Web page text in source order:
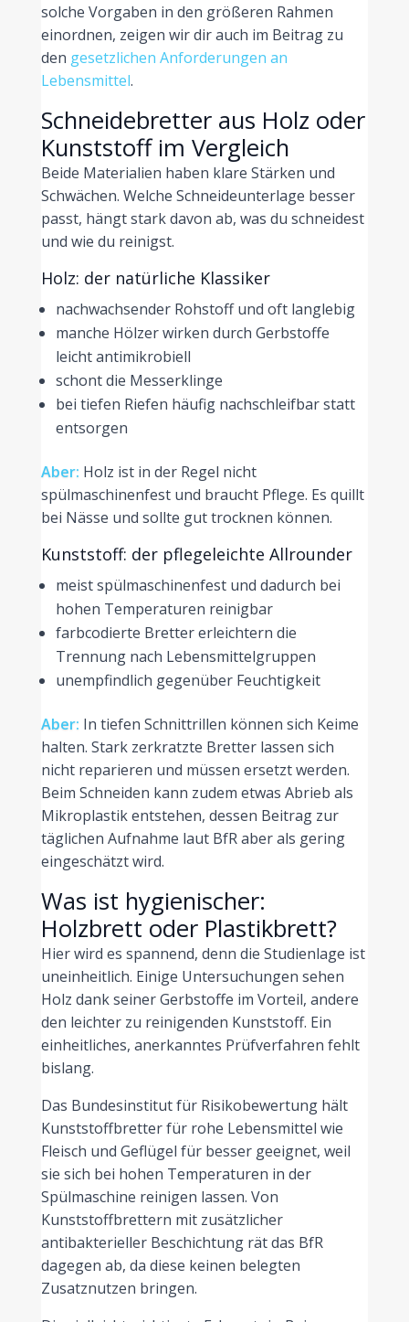
solche Vorgaben in den größeren Rahmen
einordnen, zeigen wir dir auch im Beitrag zu
den gesetzlichen Anforderungen an
Lebensmittel.
Schneidebretter aus Holz oder
Kunststoff im Vergleich
Beide Materialien haben klare Stärken und
Schwächen. Welche Schneideunterlage besser
passt, hängt stark davon ab, was du schneidest
und wie du reinigst.
Holz: der natürliche Klassiker
nachwachsender Rohstoff und oft langlebig
manche Hölzer wirken durch Gerbstoffe
leicht antimikrobiell
schont die Messerklinge
bei tiefen Riefen häufig nachschleifbar statt
entsorgen
Aber: Holz ist in der Regel nicht
spülmaschinenfest und braucht Pflege. Es quillt
bei Nässe und sollte gut trocknen können.
Kunststoff: der pflegeleichte Allrounder
meist spülmaschinenfest und dadurch bei
hohen Temperaturen reinigbar
farbcodierte Bretter erleichtern die
Trennung nach Lebensmittelgruppen
unempfindlich gegenüber Feuchtigkeit
Aber: In tiefen Schnittrillen können sich Keime
halten. Stark zerkratzte Bretter lassen sich
nicht reparieren und müssen ersetzt werden.
Beim Schneiden kann zudem etwas Abrieb als
Mikroplastik entstehen, dessen Beitrag zur
täglichen Aufnahme laut BfR aber als gering
eingeschätzt wird.
Was ist hygienischer:
Holzbrett oder Plastikbrett?
Hier wird es spannend, denn die Studienlage ist
uneinheitlich. Einige Untersuchungen sehen
Holz dank seiner Gerbstoffe im Vorteil, andere
den leichter zu reinigenden Kunststoff. Ein
einheitliches, anerkanntes Prüfverfahren fehlt
bislang.
Das Bundesinstitut für Risikobewertung hält
Kunststoffbretter für rohe Lebensmittel wie
Fleisch und Geflügel für besser geeignet, weil
sie sich bei hohen Temperaturen in der
Spülmaschine reinigen lassen. Von
Kunststoffbrettern mit zusätzlicher
antibakterieller Beschichtung rät das BfR
dagegen ab, da diese keinen belegten
Zusatznutzen bringen.